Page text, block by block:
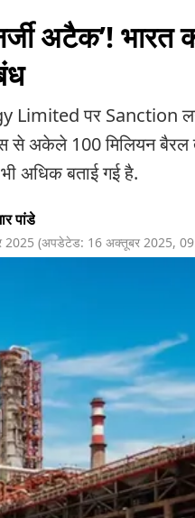
अटैक’! भारत
Limited पर Sanction
अकेले 100 मिलियन बैरल तेल
अधिक बताई गई है.
पांडे
2025 (अपडेटेड: 16 अक्तूबर 2025,